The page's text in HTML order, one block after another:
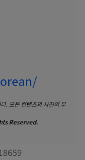
. 모든 컨텐츠와 사진의 무
Reserved.
18659